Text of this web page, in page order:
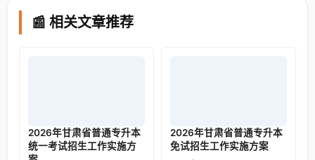
📰 相关文章推荐
2026年甘肃省普通专升本
统一考试招生工作实施方
2026年甘肃省普通专升本
免试招生工作实施方案